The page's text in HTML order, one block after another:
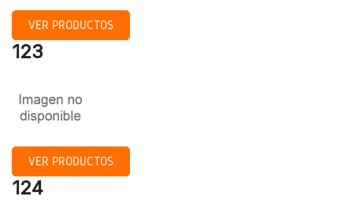
VER PRODUCTOS
123
VER PRODUCTOS
124